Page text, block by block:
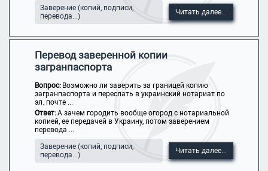
Заверение (копий, подписи,
перевода...)
Читать далее...
Перевод заверенной копии
загранпаспорта
Вопрос: Возможно ли заверить за границей копию
загранпаспорта и переслать в украинский нотариат по
эл. почте ...
Ответ:А зачем городить вообще огород с нотариальной
копией, ее передачей в Украину, потом заверением
перевода ...
Заверение (копий, подписи,
перевода...)
Читать далее...